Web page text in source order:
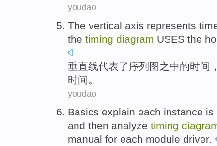
youdao
The vertical axis represents
the timing diagram USES the
垂直线代表了 序列 图 之中的时间
时间。
youdao
Basics explain each instance is
and then analyze timing
manual for each module driver.